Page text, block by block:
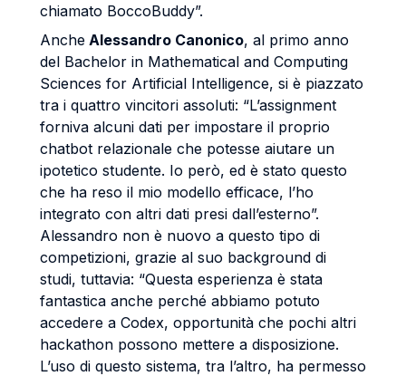
chiamato BoccoBuddy”.
Anche Alessandro Canonico, al primo anno
del Bachelor in Mathematical and Computing
Sciences for Artificial Intelligence, si è piazzato
tra i quattro vincitori assoluti: “L’assignment
forniva alcuni dati per impostare il proprio
chatbot relazionale che potesse aiutare un
ipotetico studente. Io però, ed è stato questo
che ha reso il mio modello efficace, l’ho
integrato con altri dati presi dall’esterno”.
Alessandro non è nuovo a questo tipo di
competizioni, grazie al suo background di
studi, tuttavia: “Questa esperienza è stata
fantastica anche perché abbiamo potuto
accedere a Codex, opportunità che pochi altri
hackathon possono mettere a disposizione.
L’uso di questo sistema, tra l’altro, ha permesso